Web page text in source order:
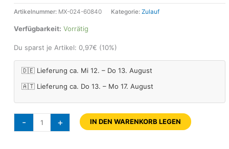
Artikelnummer: MX-024-60840 Kategorie: Zulauf
Verfügbarkeit: Vorrätig
Du sparst je Artikel: 0,97€ (10%)
🇩🇪 Lieferung ca. Mi 12. – Do 13. August
🇦🇹 Lieferung ca. Do 13. – Mo 17. August
- + IN DEN WARENKORB LEGEN